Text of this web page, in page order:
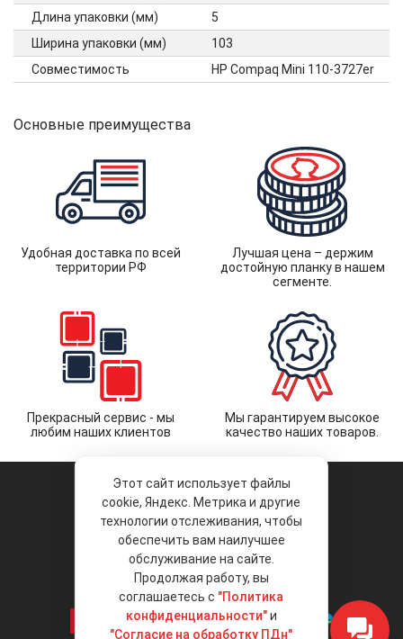
Длина упаковки (мм)
5
Ширина упаковки (мм)
103
Совместимость
HP Compaq Mini 110-3727er
Основные преимущества
Удобная доставка по всей
территории РФ
Лучшая цена – держим
достойную планку в нашем
сегменте.
Прекрасный сервис - мы
любим наших клиентов
Мы гарантируем высокое
качество наших товаров.
© 2026 «Liberty Project».
Аксессуары и запчасти оптом.
Положение об обработке и защите
персональных данных
Этот сайт использует файлы
cookie, Яндекс. Метрика и другие
технологии отслеживания, чтобы
обеспечить вам наилучшее
обслуживание на сайте.
Продолжая работу, вы
соглашаетесь с "Политика
конфиденциальности"и
"Согласие на обработку ПДн"